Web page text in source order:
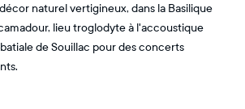
naturel vertigineux, dans la Basilique
lieu troglodyte à l'accoustique
de Souillac pour des concerts